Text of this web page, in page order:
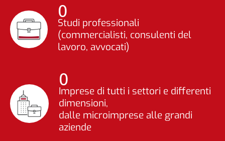
0
Studi professionali
(commercialisti, consulenti del
lavoro, avvocati)
0
Imprese di tutti i settori e differenti
dimensioni,
dalle microimprese alle grandi
aziende